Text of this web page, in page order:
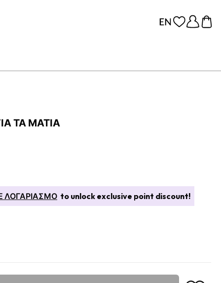
ΤΑ ΜΆΤΙΑ
ΛΟΓΑΡΙΑΣΜΟ to unlock exclusive point discount!